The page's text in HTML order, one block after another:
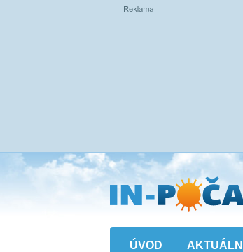
Přejít
na
hlavní
obsah
ÚVOD